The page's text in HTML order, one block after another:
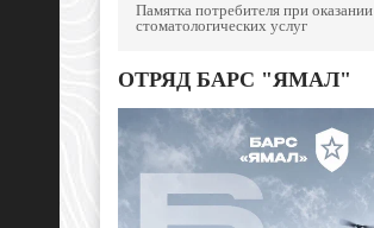
Памятка потребителя при оказании
стоматологических услуг
ОТРЯД БАРС "ЯМАЛ"